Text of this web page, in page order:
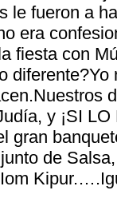
le fueron a
era
fiesta con
y ¡SI
gran
de